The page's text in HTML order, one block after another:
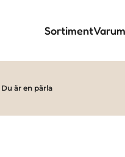
Sortiment
är en pärla